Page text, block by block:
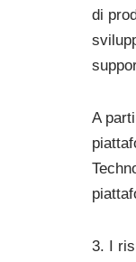
di
A
3. I